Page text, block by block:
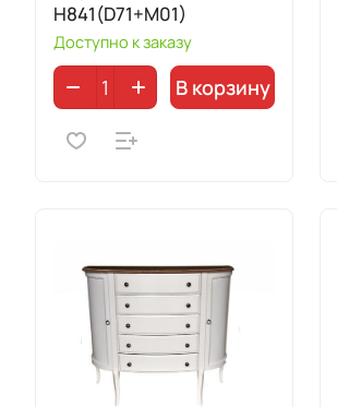
H841(D71+M01)
Доступно к заказу
В корзину